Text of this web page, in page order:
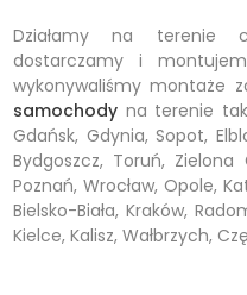
Działamy na terenie
dostarczamy i
wykonywaliśmy montaże
samochody na terenie
Gdańsk, Gdynia, Sopot,
Bydgoszcz, Toruń, Zielona
Poznań, Wrocław, Opole,
Bielsko-Biała, Kraków,
Kielce, Kalisz, Wałbrzych,